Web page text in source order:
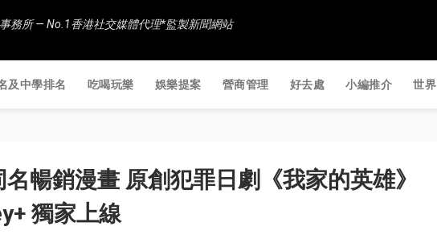
務所 — No.1香港社交媒體代理*監製新聞網站
及中學排名 吃喝玩樂 娛樂提案 營商管理 好去處 小編推介 世界
暢銷漫畫 原創犯罪日劇《我家的英雄》
獨家上線